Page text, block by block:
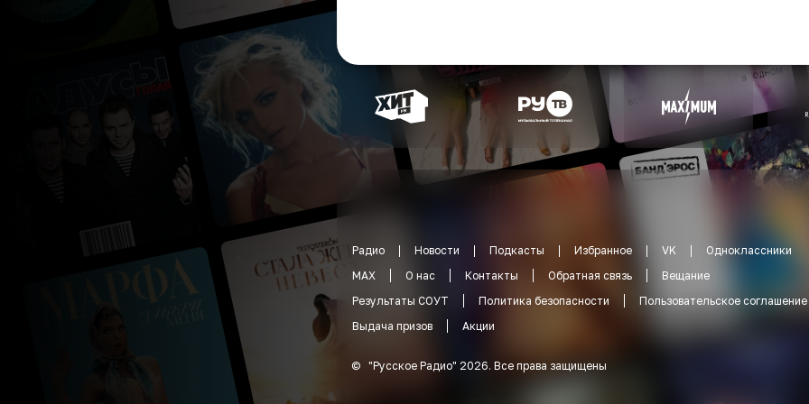
Радио Новости Подкасты Избранное VK
Одноклассники
MAX
О нас Контакты Обратная связь
Вещание
Результаты СОУТ
Политика безопасности
Пользовательское соглашение
Выдача призов
Акции
© "Русское Радио" 2026. Все права защищены